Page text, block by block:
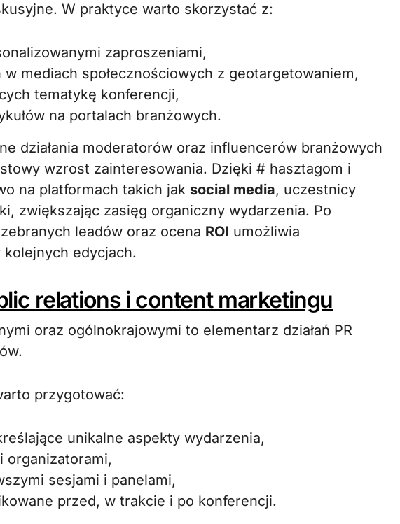
W praktyce warto skorzystać z:
zaproszeniami,
mediach społecznościowych z geotargetowaniem,
tematykę konferencji,
na portalach branżowych.
działania moderatorów oraz influencerów branżowych
wzrost zainteresowania. Dzięki # hasztagom i
na platformach takich jak social media, uczestnicy
zwiększając zasięg organiczny wydarzenia. Po
leadów oraz ocena ROI umożliwia
edycjach.
relations i content marketingu
oraz ogólnokrajowymi to elementarz działań PR
przygotować:
unikalne aspekty wydarzenia,
organizatorami,
sesjami i panelami,
przed, w trakcie i po konferencji.